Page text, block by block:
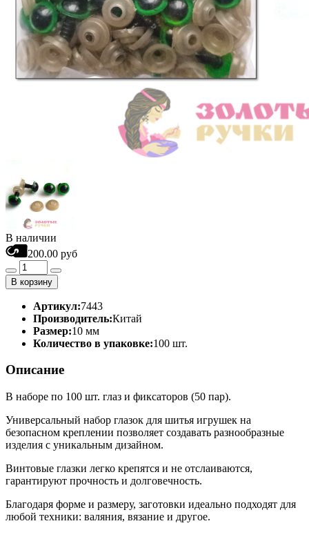
В наличии
200.00 руб
В корзину
Артикул:7443
Производитель:Китай
Размер:10 мм
Количество в упаковке:100 шт.
Описание
В наборе по 100 шт. глаз и фиксаторов (50 пар).
Универсальный набор глазок для шитья игрушек на
безопасном креплении позволяет создавать разнообразные
изделия с уникальным дизайном.
Винтовые глазки легко крепятся и не отслаиваются,
гарантируют прочность и долговечность.
Благодаря форме и размеру, заготовки идеально подходят для
любой техники: валяния, вязание и другое.